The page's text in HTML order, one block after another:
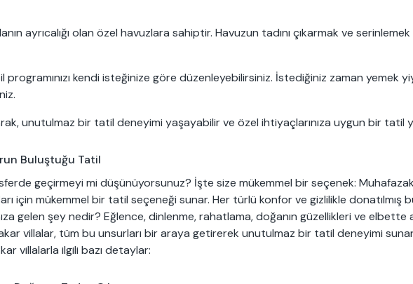
ayrıcalığı olan özel havuzlara sahiptir. Havuzun tadını çıkarmak ve
programınızı kendi isteğinize göre düzenleyebilirsiniz. İstediğiniz zaman yemek
unutulmaz bir tatil deneyimi yaşayabilir ve özel ihtiyaçlarınıza uygun bir tatil
Buluştuğu Tatil
geçirmeyi mi düşünüyorsunuz? İşte size mükemmel bir seçenek:
için mükemmel bir tatil seçeneği sunar. Her türlü konfor ve gizlilikle donatılmış
gelen şey nedir? Eğlence, dinlenme, rahatlama, doğanın güzellikleri ve elbette
villalar, tüm bu unsurları bir araya getirerek unutulmaz bir tatil deneyimi
villalarla ilgili bazı detaylar: